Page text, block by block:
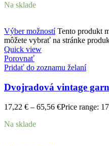
Na sklade
Výber možností Tento produkt
môžete vybrať na stránke
Quick view
Porovnať
Pridať do zoznamu želaní
Dvojradová vintage
17,22 € – 65,56 €Price range:
Na sklade